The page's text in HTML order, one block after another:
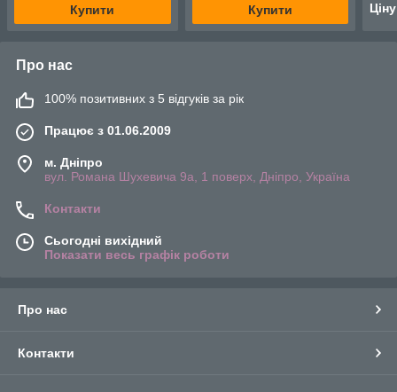
Купити Купити
Про нас
100% позитивних з 5 відгуків за рік
Працює з 01.06.2009
м. Дніпро
вул. Романа Шухевича 9а, 1 поверх, Дніпро, Україна
Контакти
Сьогодні вихідний
Показати весь графік роботи
Про нас
Контакти